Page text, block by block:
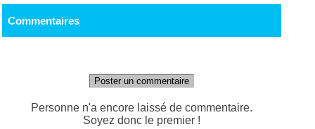
Commentaires
Poster un commentaire
Personne n'a encore laissé de commentaire.
Soyez donc le premier !